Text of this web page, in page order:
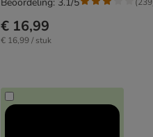
€ 16,99
€ 16,99 / stuk
(239